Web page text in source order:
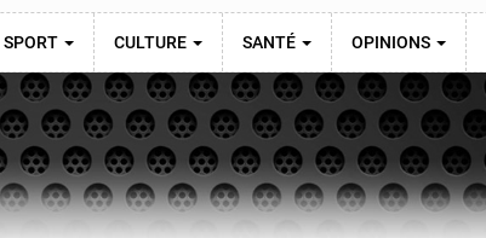
SPORT CULTURE SANTÉ OPINIONS